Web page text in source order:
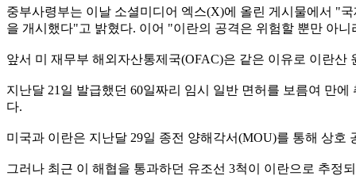
중부사령부는 이날 소셜미디어 엑스(X)에 올린 게시물에서 "
을 개시했다"고 밝혔다. 이어 "이란의 공격은 위험할 뿐만 아
앞서 미 재무부 해외자산통제국(OFAC)은 같은 이유로 이란산
지난달 21일 발급했던 60일짜리 임시 일반 면허를 보름여 만
다.
미국과 이란은 지난달 29일 종전 양해각서(MOU)를 통해 상
그러나 최근 이 해협을 통과하던 유조선 3척이 이란으로 추정